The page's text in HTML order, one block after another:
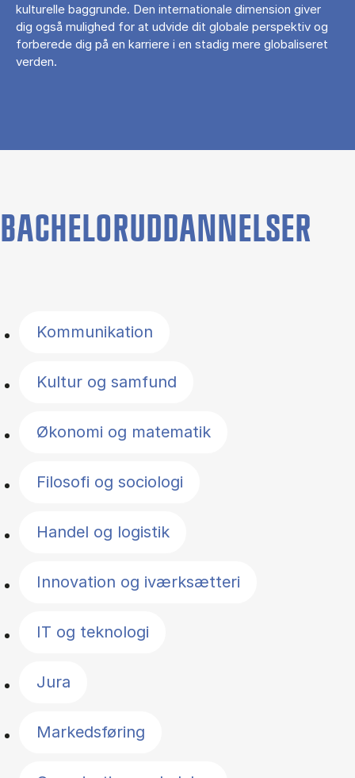
kulturelle baggrunde. Den internationale dimension giver
dig også mulighed for at udvide dit globale perspektiv og
forberede dig på en karriere i en stadig mere globaliseret
verden.
BACHELORUDDANNELSER
Kommunikation
Kultur og samfund
Økonomi og matematik
Filosofi og sociologi
Handel og logistik
Innovation og iværksætteri
IT og teknologi
Jura
Markedsføring